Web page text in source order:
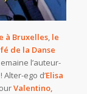
à Bruxelles, le
de la Danse
l’auteur-
Alter-ego d’Elisa
Valentino,